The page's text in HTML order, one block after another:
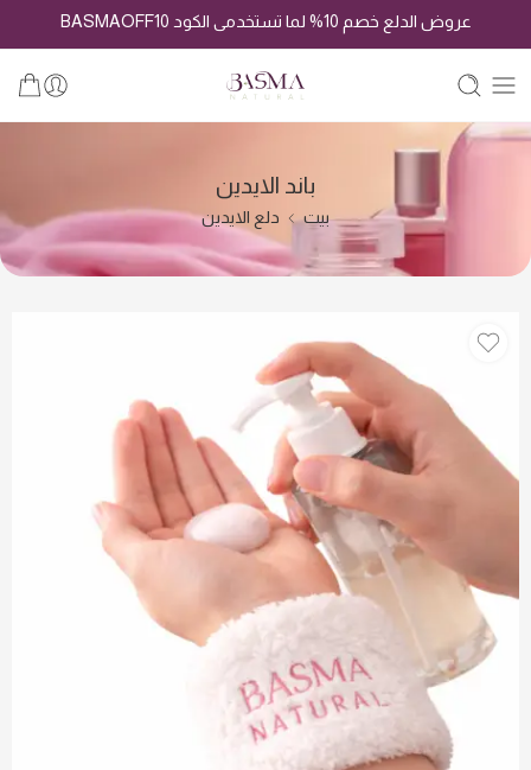
عروض الدلع خصم 10% لما تستخدمى الكود BASMAOFF10
باند الايدين
بيت دلع الايدين